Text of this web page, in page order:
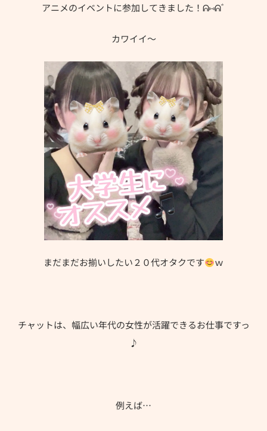
アニメのイベントに参加してきました！ᕱ⑅ᕱﾞ
カワイイ～
まだまだお揃いしたい２０代オタクです ｗ
チャットは、幅広い年代の女性が活躍できるお仕事ですっ
♪
例えば…